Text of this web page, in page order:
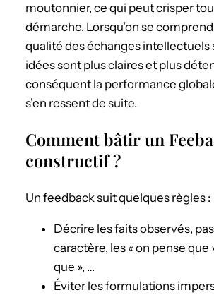
moutonnier, ce qui peut crisper
démarche. Lorsqu’on se
qualité des échanges intellectuels
idées sont plus claires et plus
conséquent la performance
s’en ressent de suite.
Comment bâtir un
constructif ?
Un feedback suit quelques règles :
Décrire les faits observés,
caractère, les « on pense que
que », …
Éviter les formulations